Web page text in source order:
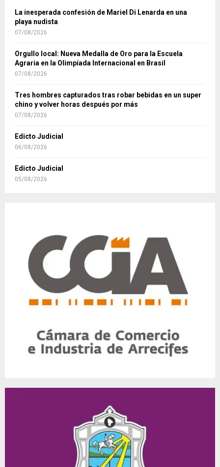
La inesperada confesión de Mariel Di Lenarda en una
playa nudista
07/08/2026
Orgullo local: Nueva Medalla de Oro para la Escuela
Agraria en la Olimpíada Internacional en Brasil
07/08/2026
Tres hombres capturados tras robar bebidas en un super
chino y volver horas después por más
07/08/2026
Edicto Judicial
06/08/2026
Edicto Judicial
05/08/2026